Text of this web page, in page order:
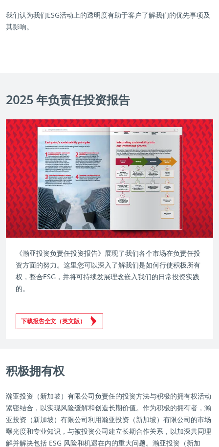
我们认为我们ESG活动上的透明度有助于客户了解我们的优先事项及
其影响。
2025 年负责任投资报告
《瀚亚投资负责任投资报告》展现了我们各个市场在负责任投
资方面的努力。这里您可以深入了解我们是如何行使积极所有
权，整合ESG，并将可持续发展理念嵌入我们的日常投资实践
的。
下载报告全文（英文版）
积极拥有权
瀚亚投资（新加坡）有限公司负责任的投资方法与积极的拥有权活动
紧密结合，以实现风险缓解和创造长期价值。作为积极的拥有者，瀚
亚投资（新加坡）有限公司利用瀚亚投资（新加坡）有限公司的市场
曝光度和专业知识，与被投资公司建立长期合作关系，以加深共同理
解并解决包括 ESG 风险和机遇在内的重大问题。瀚亚投资（新加